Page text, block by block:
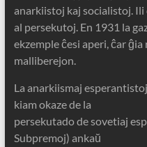
anarkiistoj kaj socialistoj.
al persekutoj. En 1931 la
ekzemple ĉesi aperi, ĉar
malliberejon.
La anarkiismaj
kiam okaze de la
persekutado de sovetiaj
Subpremoj) ankaŭ